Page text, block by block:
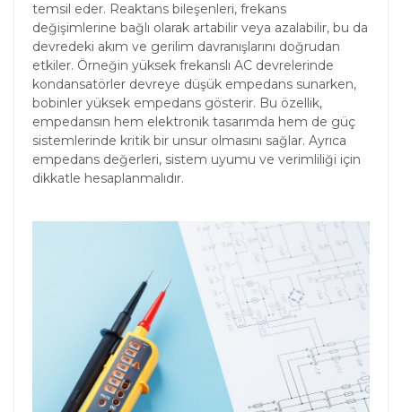
temsil eder. Reaktans bileşenleri, frekans
değişimlerine bağlı olarak artabilir veya azalabilir, bu da
devredeki akım ve gerilim davranışlarını doğrudan
etkiler. Örneğin yüksek frekanslı AC devrelerinde
kondansatörler devreye düşük empedans sunarken,
bobinler yüksek empedans gösterir. Bu özellik,
empedansın hem elektronik tasarımda hem de güç
sistemlerinde kritik bir unsur olmasını sağlar. Ayrıca
empedans değerleri, sistem uyumu ve verimliliği için
dikkatle hesaplanmalıdır.